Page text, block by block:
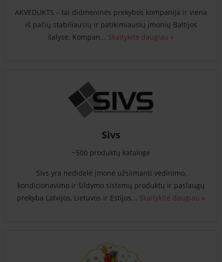
AKVEDUKTS – tai didmeninės prekybos kompanija ir viena
iš pačių stabiliausių ir patikimiausių įmonių Baltijos
šalyse. Kompan... Skaitykite daugiau »
Sivs
~500 produktų kataloge
Sivs yra nedidelė įmonė užsiimanti vėdinimo,
kondicionavimo ir šildymo sistemų produktų ir paslaugų
prekyba Latvijos, Lietuvos ir Estijos... Skaitykite daugiau »